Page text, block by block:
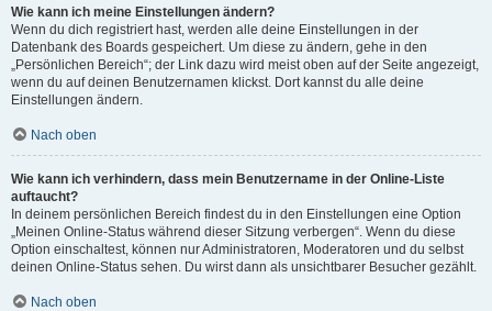
Wie kann ich meine Einstellungen ändern?
Wenn du dich registriert hast, werden alle deine Einstellungen in der
Datenbank des Boards gespeichert. Um diese zu ändern, gehe in den
„Persönlichen Bereich“; der Link dazu wird meist oben auf der Seite angezeigt,
wenn du auf deinen Benutzernamen klickst. Dort kannst du alle deine
Einstellungen ändern.
Nach oben
Wie kann ich verhindern, dass mein Benutzername in der Online-Liste
auftaucht?
In deinem persönlichen Bereich findest du in den Einstellungen eine Option
„Meinen Online-Status während dieser Sitzung verbergen“. Wenn du diese
Option einschaltest, können nur Administratoren, Moderatoren und du selbst
deinen Online-Status sehen. Du wirst dann als unsichtbarer Besucher gezählt.
Nach oben